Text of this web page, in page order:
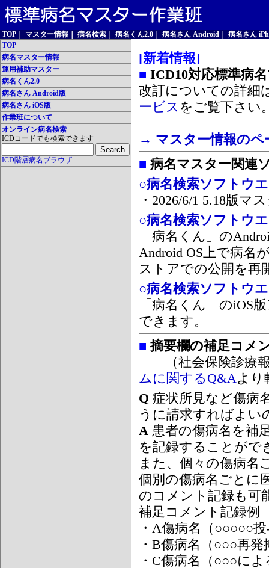
TOP マスター情報 病名検索 病名くん2.0 病名さん Android
病名さん
TOP
病名マスター情報
運用補助マスター
病名くん2.0
病名さん Android版
病名さん iOS版
作業班について
オンライン病名検索
ICDコードでも検索できます
ICD階層病名ブラウザ
[新着情報]
■ ICD10対応標準病
改訂についての詳細
ービス をご覧下さい
→ マスター情報のペ
■ 病名マスター関連
○病名検索ソフトウ
・2026/6/1 5.18版マ
○病名検索ソフトウ
「病名くん」の
Android OS上で病名
ストアでの公開を再
○病名検索ソフトウ
「病名くん」のiOS
できます。
■ 摘要欄の補足コメ
（社会保険診療報
ムに関するQ&Aより
Q 症状所見など傷病
うに請求すればよい
A 患者の傷病名を補
を記録することがで
また、個々の傷病名
個別の傷病名ごとに
のコメント記録も可
補足コメント記録例
・A傷病名（○○○○○
・B傷病名（○○○再
・C傷病名（○○○に